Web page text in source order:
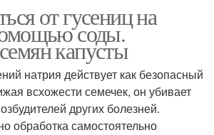
от гусениц на
соды.
капусты
натрия действует как безопасный
всхожести семечек, он убивает
других болезней.
обработка самостоятельно